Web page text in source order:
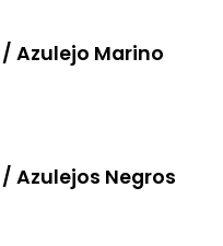
Azulejo Marino
Azulejos Negros